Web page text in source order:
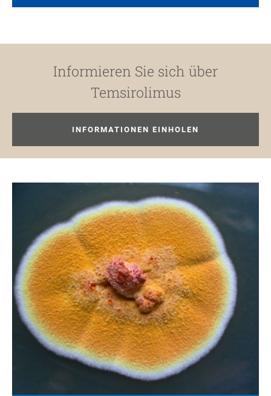
Informieren Sie sich über
Temsirolimus
INFORMATIONEN EINHOLEN